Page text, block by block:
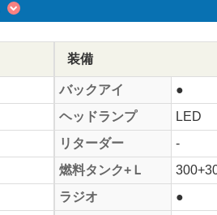
装備
バックアイ
●
ヘッドランプ
LED
リターダー
-
燃料タンク+Ｌ
ラジオ
●